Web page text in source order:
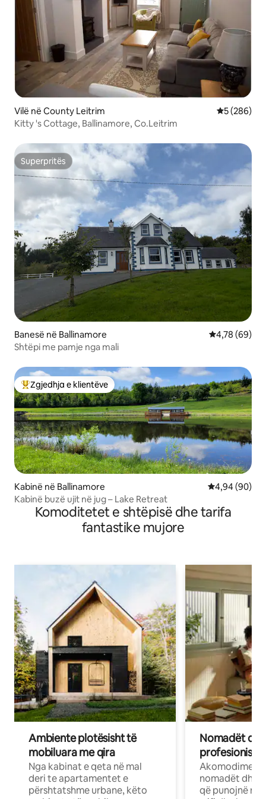
Vilë në County Leitrim Vlerësimi
5 (286)
Kitty 's Cottage, Ballinamore, Co.Leitrim
Superpritës
Superpritës
Banesë në Ballinamore Vlerësimi
4,78 (69)
Shtëpi me pamje nga mali
Më të mirat e zgjedhjeve të klientëve
Zgjedhja e klientëve
Kabinë në Ballinamore Vlerësimi
4,94 (90)
Kabinë buzë ujit në jug – Lake Retreat
Komoditetet e shtëpisë dhe tarifa
fantastike mujore
Ambiente plotësisht të
mobiluara me qira
Nga kabinat e qeta në mal
deri te apartamentet e
përshtatshme urbane, këto
Nomadët
Akomodime
nomadët dhe
që punojnë në